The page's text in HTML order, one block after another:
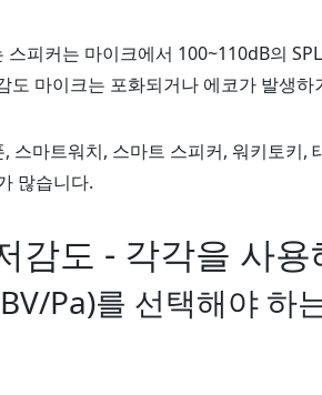
스피커는 마이크에서 100~110dB의
도 마이크는 포화되거나 에코가 발생
스마트워치, 스마트 스피커, 워키토키,
많습니다.
감도 - 각각을 사용
Pa)를 선택해야 하